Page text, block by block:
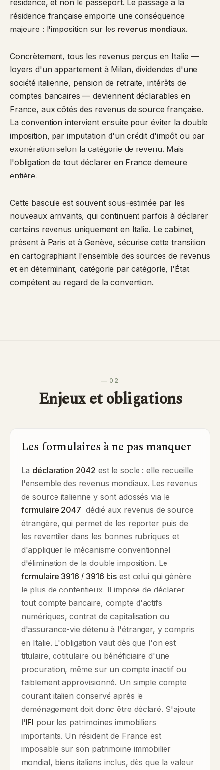
résidence, et non le passeport. Le passage à la
résidence française emporte une conséquence
majeure : l'imposition sur les revenus mondiaux.
Concrètement, tous les revenus perçus en Italie —
loyers d'un appartement à Milan, dividendes d'une
société italienne, pension de retraite, intérêts de
comptes bancaires — deviennent déclarables en
France, aux côtés des revenus de source française.
La convention intervient ensuite pour éviter la double
imposition, par imputation d'un crédit d'impôt ou par
exonération selon la catégorie de revenu. Mais
l'obligation de tout déclarer en France demeure
entière.
Cette bascule est souvent sous-estimée par les
nouveaux arrivants, qui continuent parfois à déclarer
certains revenus uniquement en Italie. Le cabinet,
présent à Paris et à Genève, sécurise cette transition
en cartographiant l'ensemble des sources de revenus
et en déterminant, catégorie par catégorie, l'État
compétent au regard de la convention.
— 02
Enjeux et obligations
Les formulaires à ne pas manquer
La déclaration 2042 est le socle : elle recueille
l'ensemble des revenus mondiaux. Les revenus
de source italienne y sont adossés via le
formulaire 2047, dédié aux revenus de source
étrangère, qui permet de les reporter puis de
les reventiler dans les bonnes rubriques et
d'appliquer le mécanisme conventionnel
d'élimination de la double imposition. Le
formulaire 3916 / 3916 bisest celui qui génère
le plus de contentieux. Il impose de déclarer
tout compte bancaire, compte d'actifs
numériques, contrat de capitalisation ou
d'assurance-vie détenu à l'étranger, y compris
en Italie. L'obligation vaut dès que l'on est
titulaire, cotitulaire ou bénéficiaire d'une
procuration, même sur un compte inactif ou
faiblement approvisionné. Un simple compte
courant italien conservé après le
déménagement doit donc être déclaré. S'ajoute
l'IFI pour les patrimoines immobiliers
importants. Un résident de France est
imposable sur son patrimoine immobilier
mondial, biens italiens inclus, dès que la valeur